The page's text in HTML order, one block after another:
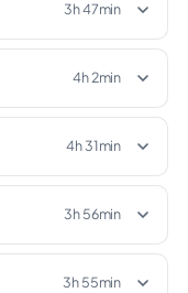
3h 47min
4h 2min
4h 31min
3h 56min
3h 55min